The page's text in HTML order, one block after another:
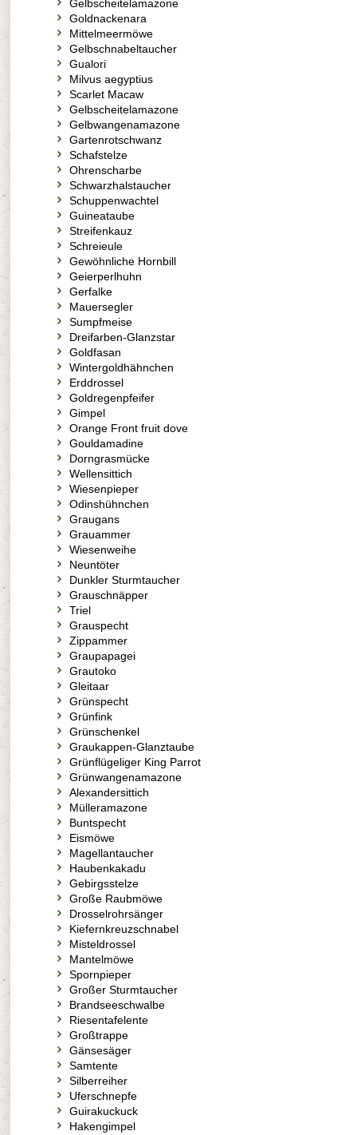
Gelbscheitelamazone
Goldnackenara
Mittelmeermöwe
Gelbschnabeltaucher
Gualori
Milvus aegyptius
Scarlet Macaw
Gelbscheitelamazone
Gelbwangenamazone
Gartenrotschwanz
Schafstelze
Ohrenscharbe
Schwarzhalstaucher
Schuppenwachtel
Guineataube
Streifenkauz
Schreieule
Gewöhnliche Hornbill
Geierperlhuhn
Gerfalke
Mauersegler
Sumpfmeise
Dreifarben-Glanzstar
Goldfasan
Wintergoldhähnchen
Erddrossel
Goldregenpfeifer
Gimpel
Orange Front fruit dove
Gouldamadine
Dorngrasmücke
Wellensittich
Wiesenpieper
Odinshühnchen
Graugans
Grauammer
Wiesenweihe
Neuntöter
Dunkler Sturmtaucher
Grauschnäpper
Triel
Grauspecht
Zippammer
Graupapagei
Grautoko
Gleitaar
Grünspecht
Grünfink
Grünschenkel
Graukappen-Glanztaube
Grünflügeliger King Parrot
Grünwangenamazone
Alexandersittich
Mülleramazone
Buntspecht
Eismöwe
Magellantaucher
Haubenkakadu
Gebirgsstelze
Große Raubmöwe
Drosselrohrsänger
Kiefernkreuzschnabel
Misteldrossel
Mantelmöwe
Spornpieper
Großer Sturmtaucher
Brandseeschwalbe
Riesentafelente
Großtrappe
Gänsesäger
Samtente
Silberreiher
Uferschnepfe
Guirakuckuck
Hakengimpel